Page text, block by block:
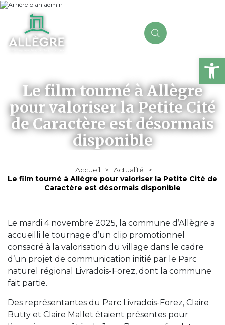
Le film tourné à Allègre
pour valoriser la Petite Cité
de Caractère est désormais
disponible
Accueil > Actualité
>
Le film tourné à Allègre pour valoriser la Petite Cité de
Caractère est désormais disponible
Le mardi 4 novembre 2025, la commune d’Allègre a
accueilli le tournage d’un clip promotionnel
consacré à la valorisation du village dans le cadre
d’un projet de communication initié par le Parc
naturel régional Livradois-Forez, dont la commune
fait partie.
Des représentantes du Parc Livradois-Forez, Claire
Butty et Claire Mallet étaient présentes pour